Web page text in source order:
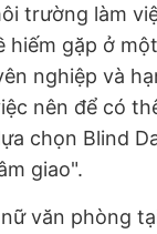
trường làm
hiếm gặp ở
nghiệp và
nên để có
chọn Blind
giao".
văn phòng